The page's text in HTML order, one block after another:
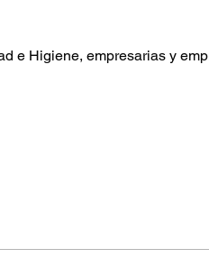
e Higiene, empresarias y